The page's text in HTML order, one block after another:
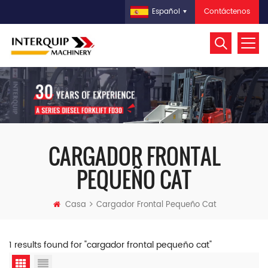
Contáctenos
Español
CARGADOR FRONTAL
PEQUEÑO CAT
Casa Cargador Frontal Pequeño Cat
1 results found for "cargador frontal pequeño cat"